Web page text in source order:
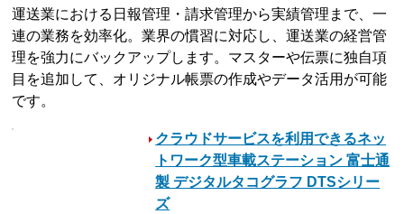
運送業における日報管理・請求管理から実績管理まで、一
連の業務を効率化。業界の慣習に対応し、運送業の経営管
理を強力にバックアップします。マスターや伝票に独自項
目を追加して、オリジナル帳票の作成やデータ活用が可能
です。
クラウドサービスを利用できるネッ
トワーク型車載ステーション 富士通
製 デジタルタコグラフ DTSシリー
ズ